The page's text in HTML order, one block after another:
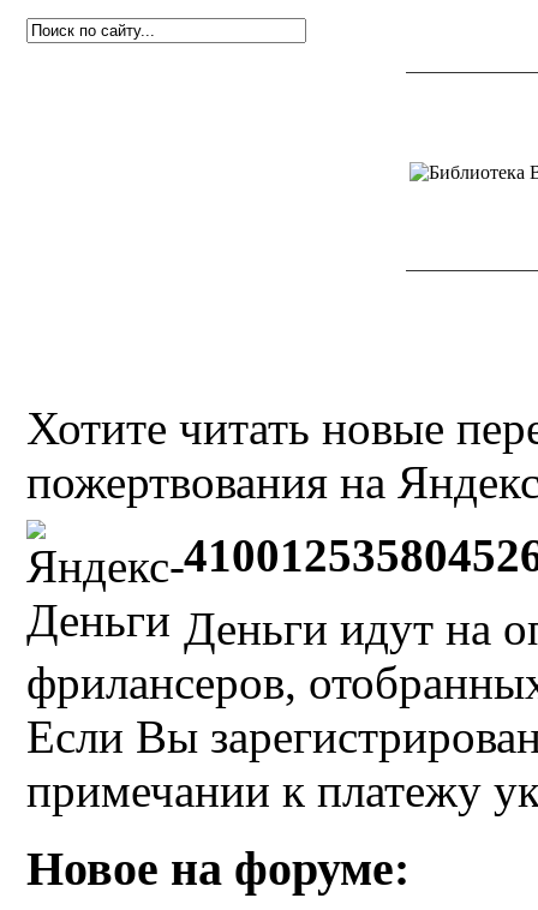
Хотите читать новые
пожертвования на
Деньги идут на
фрилансеров,
Если Вы
примечании к платежу
Новое на форуме: